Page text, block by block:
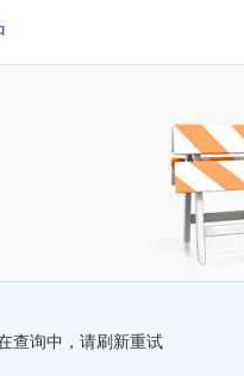
查询中，请刷新重试